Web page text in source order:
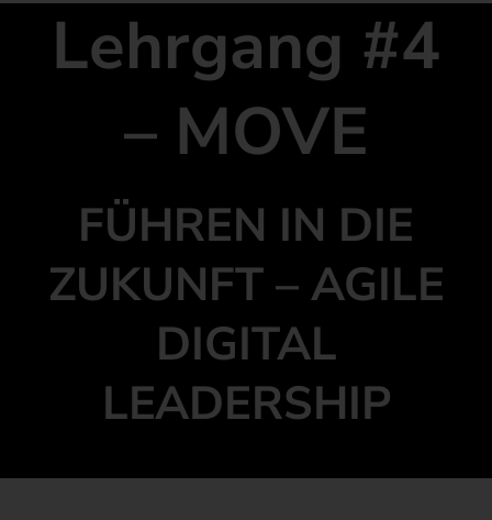
Lehrgang #4
– MOVE
FÜHREN IN DIE
ZUKUNFT – AGILE
DIGITAL
LEADERSHIP